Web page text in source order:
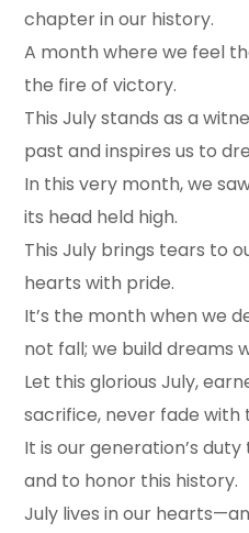
chapter in our history.
A month where we feel
the fire of victory.
This July stands as a
past and inspires us to
In this very month, we
its head held high.
This July brings tears to
hearts with pride.
It’s the month when we
not fall; we build dreams
Let this glorious July,
sacrifice, never fade with
It is our generation’s
and to honor this history.
July lives in our